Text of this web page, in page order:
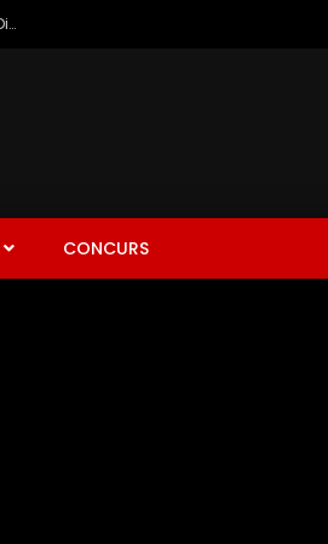
Zâmbetul Democrației: Talk Show Politic, cu Mugur Mihăescu și Dinu Popescu
CONCURS